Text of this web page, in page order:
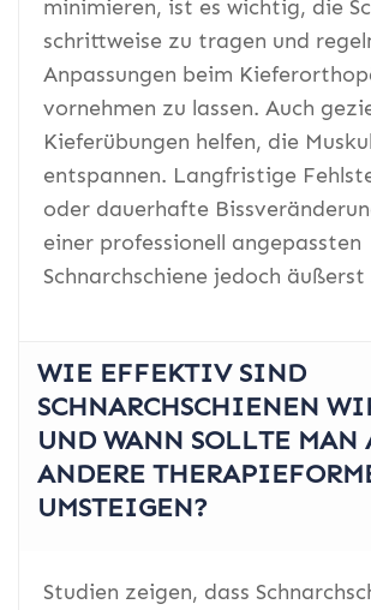
minimieren, ist es wichtig, die
schrittweise zu tragen und
Anpassungen beim
vornehmen zu lassen. Auch
Kieferübungen helfen, die
entspannen. Langfristige
oder dauerhafte
einer professionell angepassten
Schnarchschiene jedoch äußerst
WIE EFFEKTIV SIND
SCHNARCHSCHIENEN
UND WANN SOLLTE MAN
ANDERE
UMSTEIGEN?
Studien zeigen, dass